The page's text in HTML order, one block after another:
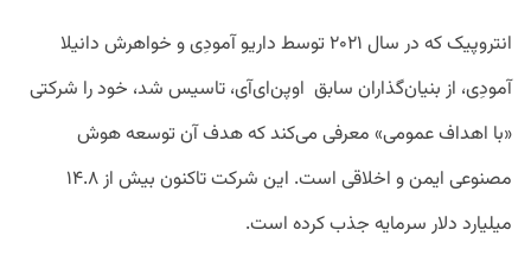
انتروپیک که در سال ۲۰۲۱ توسط داریو آمودِی و خواهرش دانیلا
آمودِی، از بنیان‌گذاران سابق اوپن‌ای‌آی، تاسیس شد، خود را شرکتی
«با اهداف عمومی» معرفی می‌کند که هدف آن توسعه هوش
مصنوعی ایمن و اخلاقی است. این شرکت تاکنون بیش از ۱۴.۸
میلیارد دلار سرمایه جذب کرده است.